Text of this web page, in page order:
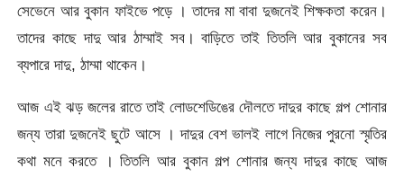
সেভেনে আর বুকান ফাইভে পড়ে । তাদের মা বাবা দুজনেই শিক্ষকতা করেন।
তাদের কাছে দাদু আর ঠাম্মাই সব। বাড়িতে তাই তিতলি আর বুকানের সব
ব্যপারে দাদু, ঠাম্মা থাকেন।
আজ এই ঝড় জলের রাতে তাই লোডশেডিঙের দৌলতে দাদুর কাছে গল্প শোনার
জন্য তারা দুজনেই ছুটে আসে । দাদুর বেশ ভালই লাগে নিজের পুরনো স্মৃতির
কথা মনে করতে । তিতলি আর বুকান গল্প শোনার জন্য দাদুর কাছে আজ